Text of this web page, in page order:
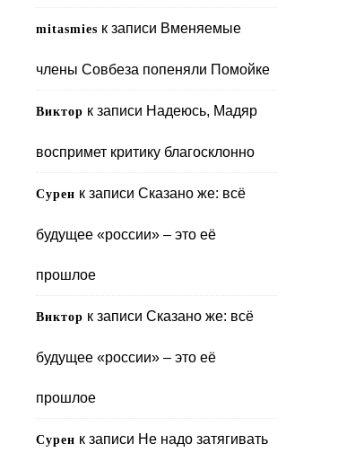
mitasmies к записи Вменяемые
члены Совбеза попеняли Помойке
Виктор к записи Надеюсь, Мадяр
воспримет критику благосклонно
Сурен к записи Сказано же: всё
будущее «россии» – это её
прошлое
Виктор к записи Сказано же: всё
будущее «россии» – это её
прошлое
Сурен к записи Не надо затягивать